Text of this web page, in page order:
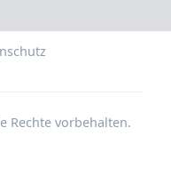
Rechte vorbehalten.